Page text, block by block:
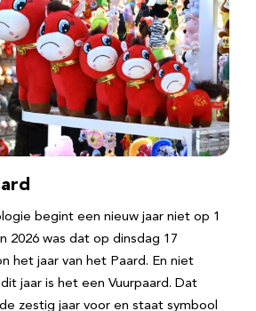
begint een nieuw jaar niet op 1
2026 was dat op dinsdag 17
het jaar van het Paard. En niet
jaar is het een Vuurpaard. Dat
zestig jaar voor en staat symbool